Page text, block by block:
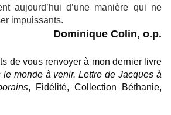
aujourd’hui d’une manière qui ne
impuissants.
Dominique Colin, o.p.
de vous renvoyer à mon dernier livre
le monde à venir. Lettre de Jacques à
, Fidélité, Collection Béthanie,